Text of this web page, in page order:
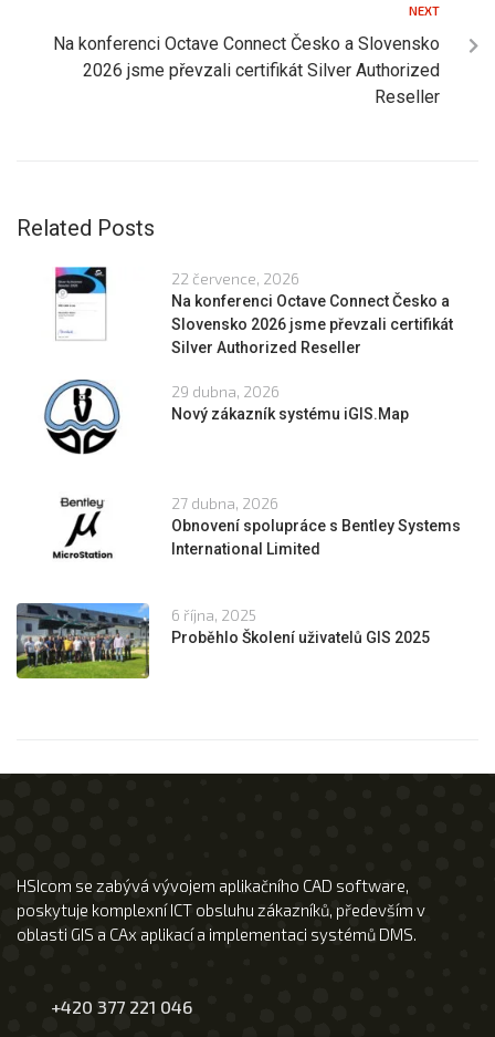
NEXT
Na konferenci Octave Connect Česko a Slovensko
2026 jsme převzali certifikát Silver Authorized
Reseller
Related Posts
22 července, 2026
Na konferenci Octave Connect Česko a
Slovensko 2026 jsme převzali certifikát
Silver Authorized Reseller
29 dubna, 2026
Nový zákazník systému iGIS.Map
27 dubna, 2026
Obnovení spolupráce s Bentley Systems
International Limited
6 října, 2025
Proběhlo Školení uživatelů GIS 2025
HSIcom se zabývá vývojem aplikačního CAD software,
poskytuje komplexní ICT obsluhu zákazníků, především v
oblasti GIS a CAx aplikací a implementaci systémů DMS.
+420 377 221 046